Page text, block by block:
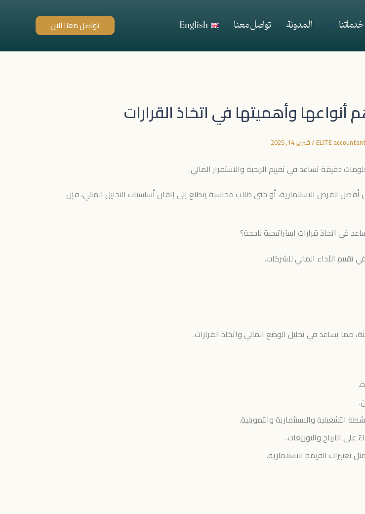
خدماتنا المدونة تواصل معنا English تواصل معنا الآن
وأهميتها في اتخاذ القرارات
ELITE
/فبراير 14, 2025
دقيقة تساعد في تقييم الربحية والاستقرار المالي.
الفرص الاستثمارية، أو حتى طالب محاسبة يتطلع إلى إتقان أساسيات التحليل المالي، فإن
في اتخاذ قرارات استراتيجية ناجحة؟
الأداء المالي للشركات.
مما يساعد في تحليل الوضع المالي واتخاذ القرارات.
التشغيلية والاستثمارية والتمويلية.
الأرباح والتوزيعات.
القيمة الاستثمارية.